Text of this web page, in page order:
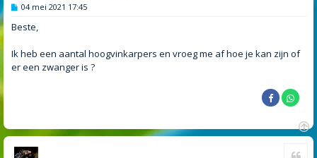
B
r
i
h
04 mei 2021 17:45
Beste,
Ik heb een aantal hoogvinkarpers en vroeg me af hoe je kan zijn of
er een zwanger is ?
O